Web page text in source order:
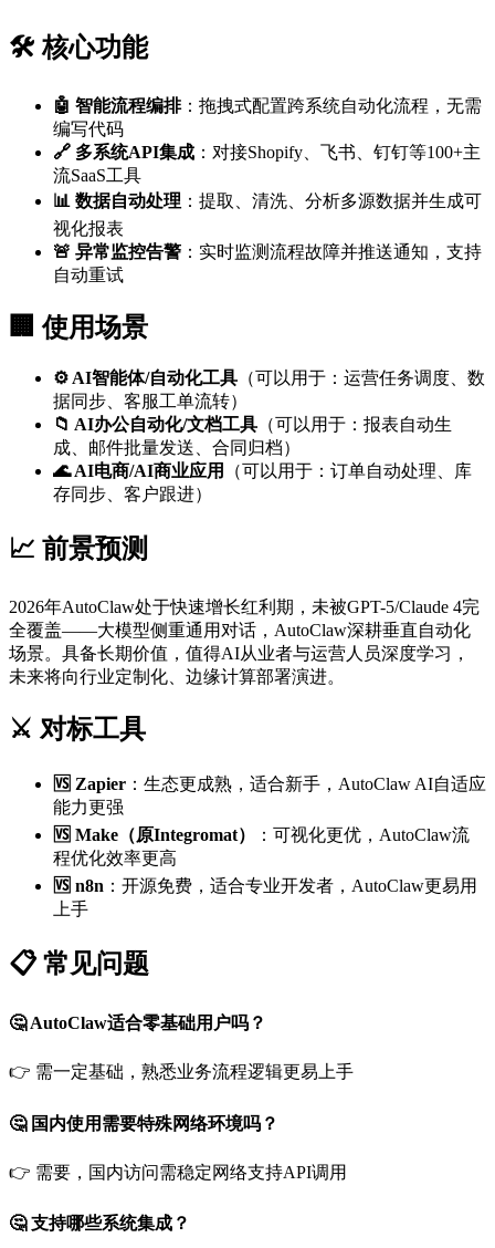
🛠️ 核心功能
🤖 智能流程编排：拖拽式配置跨系统自动化流程，无需
编写代码
🔗 多系统API集成 ：对接Shopify、飞书、钉钉等100+主
流SaaS工具
📊 数据自动处理 ：提取、清洗、分析多源数据并生成可
视化报表
🚨 异常监控告警 ：实时监测流程故障并推送通知，支持
自动重试
🏢 使用场景
⚙️ AI智能体/自动化工具 （可以用于：运营任务调度、数
据同步、客服工单流转）
📁 AI办公自动化/文档工具 （可以用于：报表自动生
成、邮件批量发送、合同归档）
🌊 AI电商/AI商业应用
（可以用于：订单自动处理、库
存同步、客户跟进）
📈 前景预测
2026年AutoClaw处于快速增长红利期，未被GPT-5/Claude 4完
全覆盖——大模型侧重通用对话，AutoClaw深耕垂直自动化
场景。具备长期价值，值得AI从业者与运营人员深度学习，
未来将向行业定制化、边缘计算部署演进。
⚔️ 对标工具
🆚 Zapier ：生态更成熟，适合新手，AutoClaw AI自适应
能力更强
🆚 Make（原Integromat）
：可视化更优，AutoClaw流
程优化效率更高
🆚 n8n ：开源免费，适合专业开发者，AutoClaw更易用
上手
📋 常见问题
🤔 AutoClaw适合零基础用户吗？
👉 需一定基础，熟悉业务流程逻辑更易上手
🤔 国内使用需要特殊网络环境吗？
👉 需要，国内访问需稳定网络支持API调用
🤔 支持哪些系统集成？